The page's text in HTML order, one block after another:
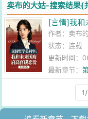
卖布的大姑-搜索结果(
[言情]我和
作者： 卖布
状态：连载
更新时间：
最新章节：